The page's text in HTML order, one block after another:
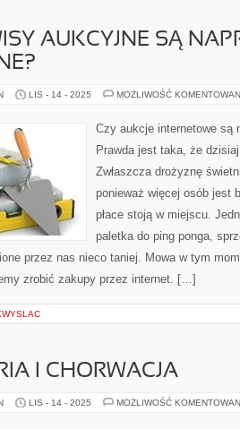
AUKCYJNE SĄ
LIS - 14 - 2025 MOŻLIWOŚĆ
Czy aukcje internetowe są
Prawda jest taka, że
Zwłaszcza drożyznę
ponieważ więcej osób jest
płace stoją w miejscu.
paletka do ping ponga,
przez nas nieco taniej. Mowa w tym
zrobić zakupy przez internet. […]
I CHORWACJA
LIS - 14 - 2025 MOŻLIWOŚĆ